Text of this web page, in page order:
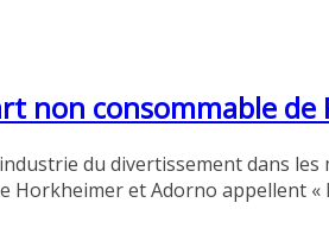
non consommable de
du divertissement dans
Horkheimer et Adorno appellent «